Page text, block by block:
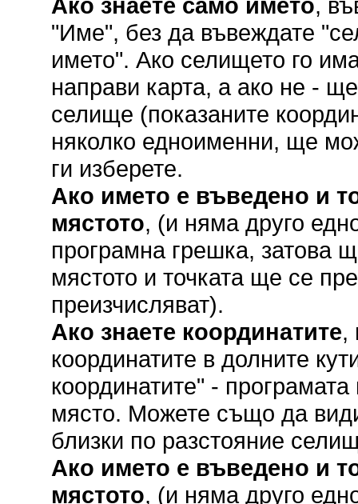
"Име", без да въвеждате
името". Ако селището го
направи карта, а ако не -
селище (показаните
няколко едноименни, ще
ги изберете.
Ако името е въведено и
мястото, (и няма друго
програмна грешка, затова
мястото и точката ще се
преизчисляват).
Ако знаете координатите,
координатите в долните
координатите" -
място. Можете също да
близки по разстояние
Ако името е въведено и
мястото, (и няма друго